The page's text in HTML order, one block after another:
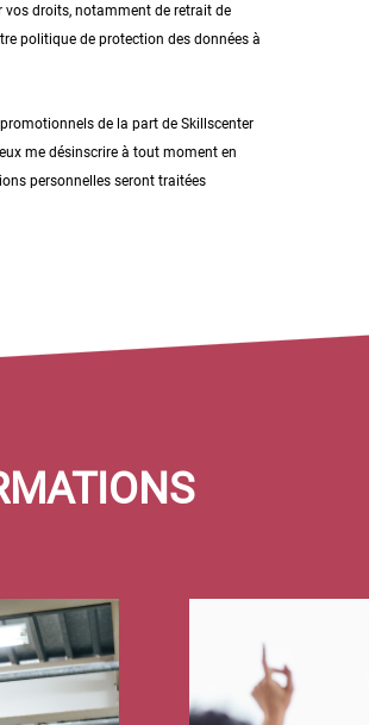
vos droits, notamment de retrait de
politique de protection des données à
de la part de Skillscenter
me désinscrire à tout moment en
personnelles seront traitées
11/11/2026, 22/09/2026, 28/05/2026